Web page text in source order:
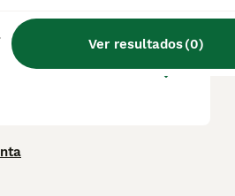
Ver resultados(0)
un perro